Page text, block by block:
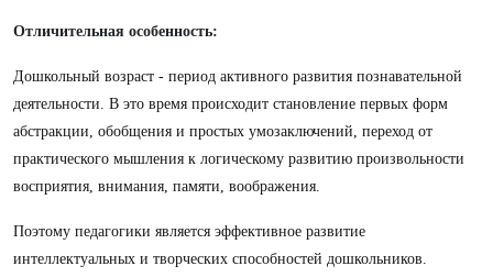
Отличительная особенность:
Дошкольный возраст - период активного развития познавательной
деятельности. В это время происходит становление первых форм
абстракции, обобщения и простых умозаключений, переход от
практического мышления к логическому развитию произвольности
восприятия, внимания, памяти, воображения.
Поэтому педагогики является эффективное развитие
интеллектуальных и творческих способностей дошкольников.